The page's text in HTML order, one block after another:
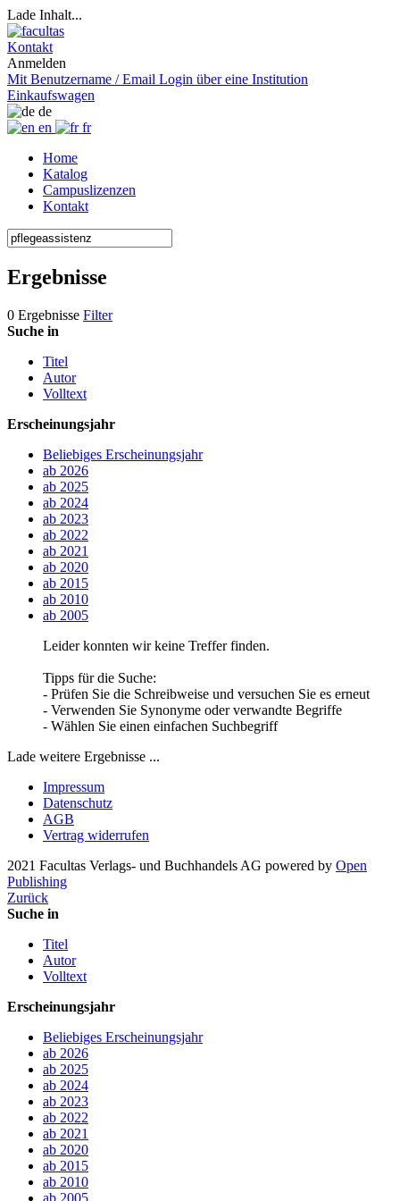
Lade Inhalt...
Kontakt
Anmelden
Mit Benutzername / Email Login über eine Institution
Einkaufswagen
de
en
fr
Home
Katalog
Campuslizenzen
Kontakt
Ergebnisse
0 Ergebnisse Filter
Suche in
Titel
Autor
Volltext
Erscheinungsjahr
Beliebiges Erscheinungsjahr
ab 2026
ab 2025
ab 2024
ab 2023
ab 2022
ab 2021
ab 2020
ab 2015
ab 2010
ab 2005
Leider konnten wir keine Treffer finden.
Tipps für die Suche:
- Prüfen Sie die Schreibweise und versuchen Sie es erneut
- Verwenden Sie Synonyme oder verwandte Begriffe
- Wählen Sie einen einfachen Suchbegriff
Lade weitere Ergebnisse ...
Impressum
Datenschutz
AGB
Vertrag widerrufen
2021 Facultas Verlags- und Buchhandels AG powered by Open
Publishing
Zurück
Suche in
Titel
Autor
Volltext
Erscheinungsjahr
Beliebiges Erscheinungsjahr
ab 2026
ab 2025
ab 2024
ab 2023
ab 2022
ab 2021
ab 2020
ab 2015
ab 2010
ab 2005